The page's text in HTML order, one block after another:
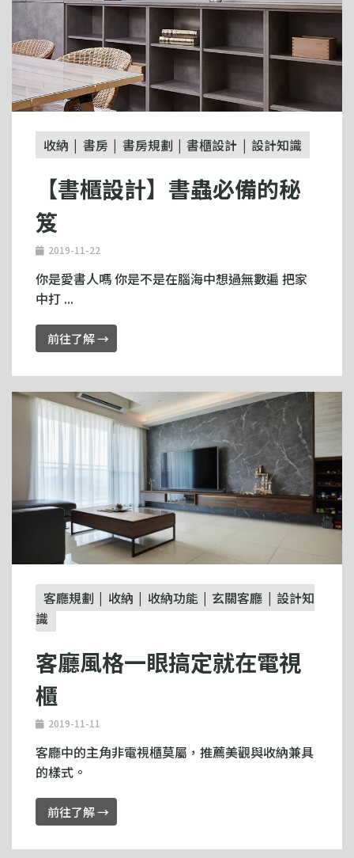
收納 書房 書房規劃 書櫃設計 設計知識
【書櫃設計】書蟲必備的秘
笈
2019-11-22
你是愛書人嗎 你是不是在腦海中想過無數遍 把家
中打 ...
前往了解 →
客廳規劃 收納 收納功能 玄關客廳
設計知
識
客廳風格一眼搞定就在電視
櫃
2019-11-11
客廳中的主角非電視櫃莫屬，推薦美觀與收納兼具
的樣式。
前往了解 →